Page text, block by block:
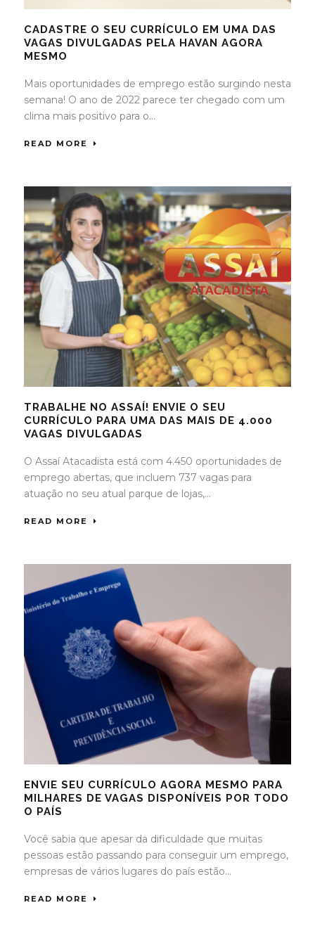
CADASTRE O SEU CURRÍCULO EM UMA DAS
VAGAS DIVULGADAS PELA HAVAN AGORA
MESMO
Mais oportunidades de emprego estão surgindo nesta
semana! O ano de 2022 parece ter chegado com um
clima mais positivo para o...
READ MORE
TRABALHE NO ASSAÍ! ENVIE O SEU
CURRÍCULO PARA UMA DAS MAIS DE 4.000
VAGAS DIVULGADAS
O Assaí Atacadista está com 4.450 oportunidades de
emprego abertas, que incluem 737 vagas para
atuação no seu atual parque de lojas,...
READ MORE
ENVIE SEU CURRÍCULO AGORA MESMO PARA
MILHARES DE VAGAS DISPONÍVEIS POR TODO
O PAÍS
Você sabia que apesar da dificuldade que muitas
pessoas estão passando para conseguir um emprego,
empresas de vários lugares do país estão...
READ MORE